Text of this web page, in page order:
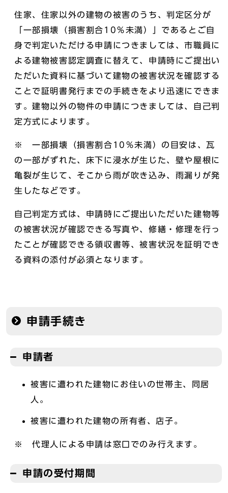
住家、住家以外の建物の被害のうち、判定区分が
「一部損壊（損害割合10％未満）」であるとご自
身で判定いただける申請につきましては、市職員に
よる建物被害認定調査に替えて、申請時にご提出い
ただいた資料に基づいて建物の被害状況を確認する
ことで証明書発行までの手続きをより迅速にできま
す。建物以外の物件の申請につきましては、自己判
定方式によります。
※ 一部損壊（損害割合10％未満）の目安は、瓦
の一部がずれた、床下に浸水が生じた、壁や屋根に
亀裂が生じて、そこから雨が吹き込み、雨漏りが発
生したなどです。
自己判定方式は、申請時にご提出いただいた建物等
の被害状況が確認できる写真や、修繕・修理を行っ
たことが確認できる領収書等、被害状況を証明でき
る資料の添付が必須となります。
申請手続き
申請者
被害に遭われた建物にお住いの世帯主、同居
人。
被害に遭われた建物の所有者、店子。
※ 代理人による申請は窓口でのみ行えます。
申請の受付期間